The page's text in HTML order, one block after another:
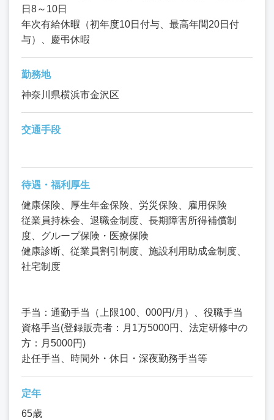
日8～10日
年次有給休暇（初年度10日付与、最高年間20日付
与）、慶弔休暇
勤務地
神奈川県横浜市金沢区
交通手段
待遇・福利厚生
健康保険、厚生年金保険、労災保険、雇用保険
従業員持株会、退職金制度、長期障害所得補償制
度、グループ保険・医療保険
健康診断、従業員割引制度、施設利用助成金制度、
社宅制度
手当：通勤手当（上限100、000円/月）、役職手当
資格手当(登録販売者：月1万5000円、法定研修中の
方：月5000円)
赴任手当、時間外・休日・深夜勤務手当等
定年
65歳